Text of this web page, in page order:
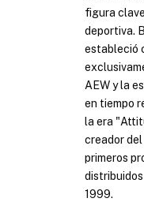
figura
deportiva.
estableció
AEW y la
en tiempo
la era
creador
primeros
1999.